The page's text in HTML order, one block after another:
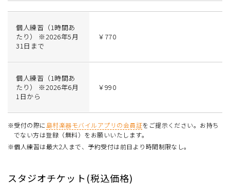
個人練習（1時間あ
たり） ※2026年5月
31日まで
￥770
個人練習（1時間あ
たり） ※2026年6月
1日から
￥990
※受付の際に 島村楽器モバイルアプリの会員証をご提示ください。お持ち
でない方は登録（無料）をお願いいたします。
※個人練習は最大2人まで、予約受付は前日より時間制限なし。
スタジオチケット(税込価格)